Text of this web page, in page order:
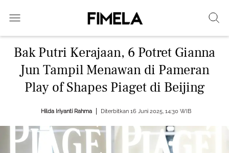
Bak Putri Kerajaan, 6 Potret Gianna
Jun Tampil Menawan di Pameran
Play of Shapes Piaget di Beijing
Hilda Iriyanti Rahma Diterbitkan 16 Juni 2025, 14:30 WIB